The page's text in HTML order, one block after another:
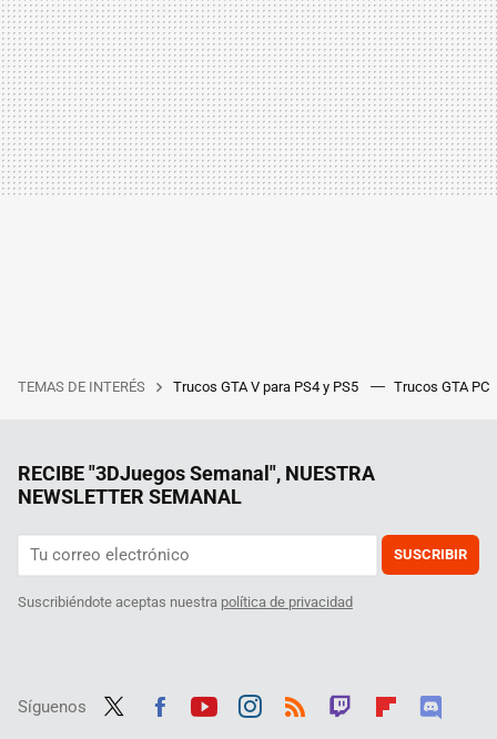
TEMAS DE INTERÉS Trucos GTA V para PS4 y PS5 Trucos GTA PC
RECIBE "3DJuegos Semanal", NUESTRA
NEWSLETTER SEMANAL
SUSCRIBIR
Suscribiéndote aceptas nuestra política de privacidad
Síguenos